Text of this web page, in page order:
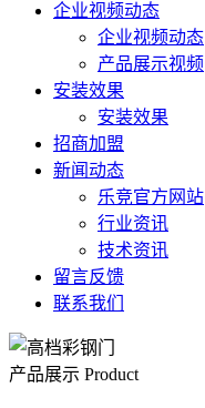
企业视频动态
企业视频动态
产品展示视频
安装效果
安装效果
招商加盟
新闻动态
乐竞官方网站
行业资讯
技术资讯
留言反馈
联系我们
产品展示 Product